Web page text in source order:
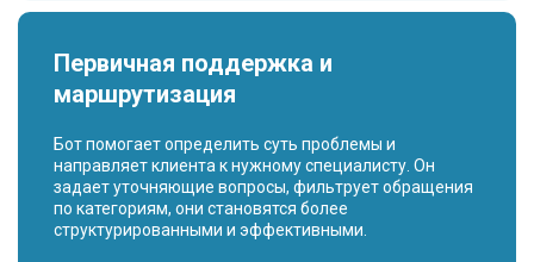
Первичная поддержка и
маршрутизация
Бот помогает определить суть проблемы и
направляет клиента к нужному специалисту. Он
задает уточняющие вопросы, фильтрует обращения
по категориям, они становятся более
структурированными и эффективными.